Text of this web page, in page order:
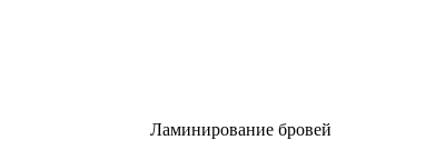
Ламинирование бровей